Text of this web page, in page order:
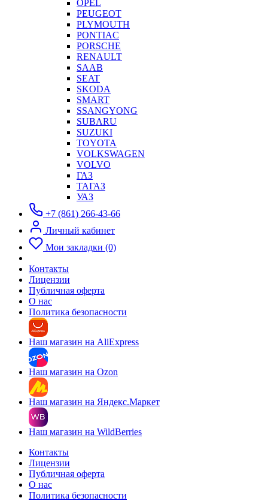
OPEL
PEUGEOT
PLYMOUTH
PONTIAC
PORSCHE
RENAULT
SAAB
SEAT
SKODA
SMART
SSANGYONG
SUBARU
SUZUKI
TOYOTA
VOLKSWAGEN
VOLVO
ГАЗ
ТАГАЗ
УАЗ
+7 (861) 266-43-66
Личный кабинет
Мои закладки (0)
Контакты
Лицензии
Публичная оферта
О нас
Политика безопасности
Наш магазин на AliExpress
Наш магазин на Ozon
Наш магазин на Яндекс.Маркет
Наш магазин на WildBerries
Контакты
Лицензии
Публичная оферта
О нас
Политика безопасности